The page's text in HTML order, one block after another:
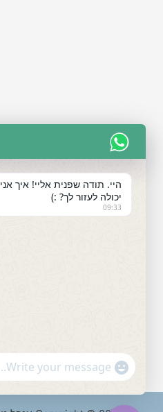
היי. תודה שפנית אליי! איך אני
יכולה לעזור לך? :)
09:33
"+chaty_settings.lang.emoji_picker+"
WhatsApp